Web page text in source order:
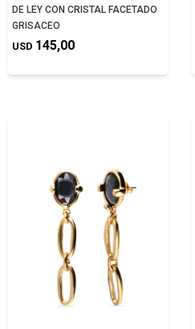
DE LEY CON CRISTAL FACETADO
GRISACEO
USD 145,00